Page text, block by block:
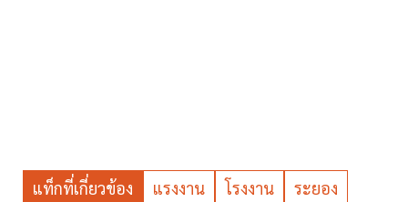
แท็กที่เกี่ยวข้อง แรงงาน โรงงาน
ระยอง